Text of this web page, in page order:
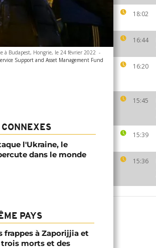
18:02
16:44
16:20
15:45
15:39
15:36
à Budapest, Hongrie, le 24 février 2022 -
Support and Asset Management Fund
l'Ukraine, le
dans le monde
PAYS
frappes à Zaporijjia et
morts et des